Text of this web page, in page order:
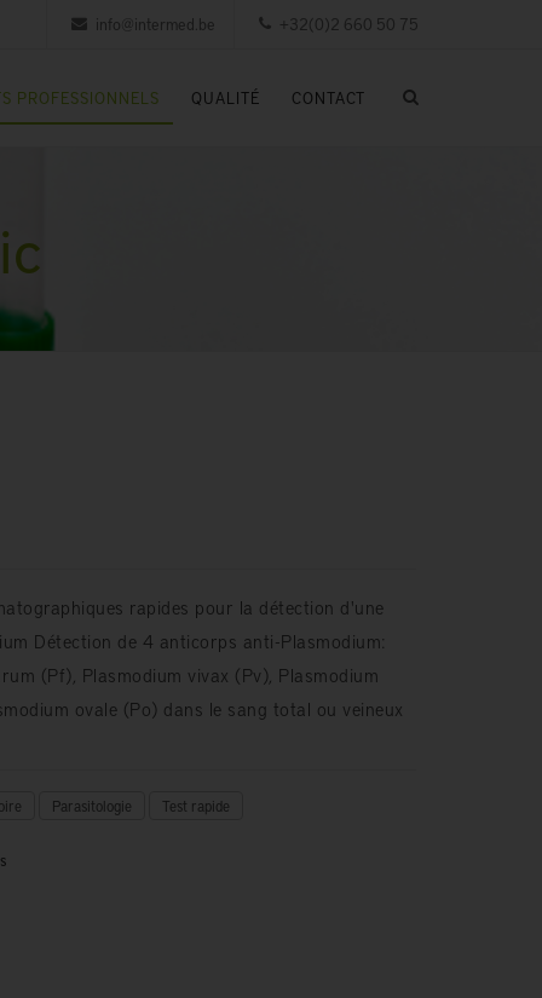
+32(0)2 660 50 75
info@intermed.be
PROFESSIONNELS QUALITÉ CONTACT
rapides pour la détection d'une
Détection de 4 anticorps anti-Plasmodium:
(Pf), Plasmodium vivax (Pv), Plasmodium
ovale (Po) dans le sang total ou veineux
Parasitologie Test rapide